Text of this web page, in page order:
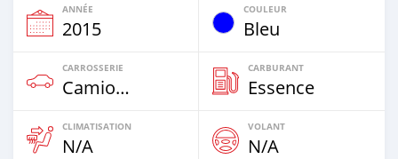
ANNÉE
2015
COULEUR
Bleu
CARROSSERIE
Camion‒Bus
CARBURANT
Essence
CLIMATISATION
N/A
VOLANT
N/A